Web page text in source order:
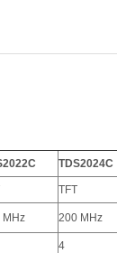
TDS2024C
TFT
MHz 200 MHz
4